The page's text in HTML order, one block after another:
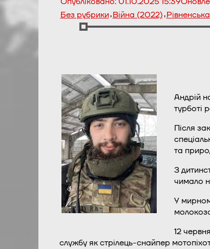
Без рубрики,Війна (2022),
Андрій
турботі
Після
та
З
чимало
У
12
службу як стрілець-снайпер